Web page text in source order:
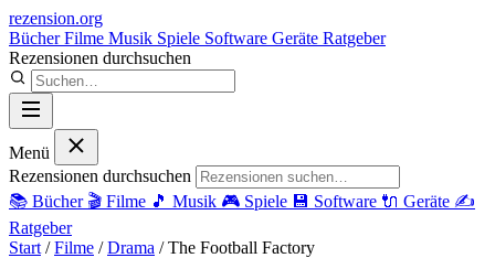
rezension.org
BücherFilme Musik Spiele Software Geräte Ratgeber
Rezensionen durchsuchen
Menü
Rezensionen durchsuchen
📚 Bücher 🎬 Filme 🎵 Musik 🎮 Spiele 💾 Software 🔌 Geräte ✍️
Ratgeber
Start / Filme / Drama / The Football Factory